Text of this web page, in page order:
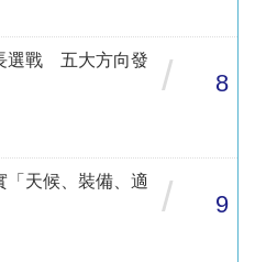
選戰 五大方向發
/ 8
天候、裝備、適
/ 9